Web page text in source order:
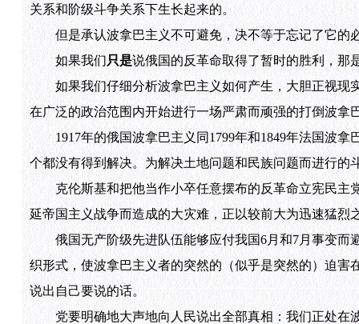
关系和阶级斗争关系下生长起来的。
但是承认波拿巴主义不可避免，决不等于忘记了它的
如果我们只是说俄国的反革命取得了暂时的胜利，那
如果我们仔细分析波拿巴主义如何产生，大胆正视现
在广泛的政治范围内开始进行一场严肃而顽强的打倒波
1917年的俄国波拿巴主义同1799年和1849年法国波拿
个都没有得到解决。为解决土地问题和民族问题而进行的
克伦斯基和把他当作小卒任意摆布的反革命立宪民主
延帝国主义战争而造成的大灾难，正以较前大为迅速猛烈
俄国无产阶级先进队伍能够应付我国6月和7月事变而
织形式，使波拿巴主义者的突然的（似乎是突然的）迫
说出自己要说的话。
党要明确地大声地向人民说出全部真相：我们正处在